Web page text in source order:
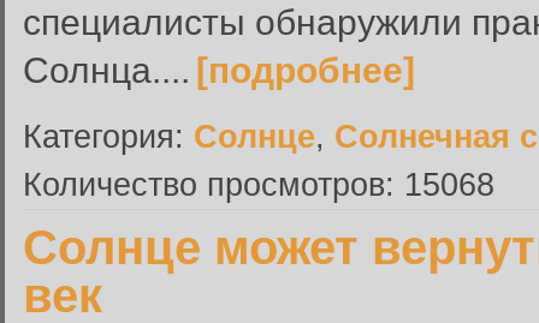
специалисты обнаружили
Солнца.... [подробнее]
Категория: Солнце, Солнечная
Количество просмотров: 15068
Солнце может
век